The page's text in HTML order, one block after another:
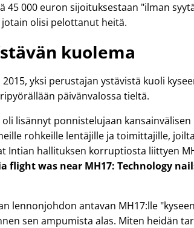
45 000 euron sijoituksestaan ilman
olisi pelottanut heitä.
kuolema
yksi perustajan ystävistä kuoli
päivänvalossa tieltä.
lisännyt ponnistelujaan
rohkeille lentäjille ja toimittajille,
Intian hallituksen korruptiosta liittyen
flight was near MH17: Technology
lennonjohdon antavan MH17:lle
sen ampumista alas. Miten heidän